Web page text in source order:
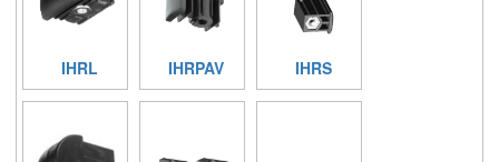
IHRL IHRPAV IHRS